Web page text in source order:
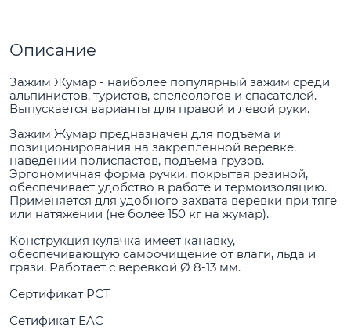
Описание
Зажим Жумар - наиболее популярный зажим среди
альпинистов, туристов, спелеологов и спасателей.
Выпускается варианты для правой и левой руки.
Зажим Жумар предназначен для подъема и
позиционирования на закрепленной веревке,
наведении полиспастов, подъема грузов.
Эргономичная форма ручки, покрытая резиной,
обеспечивает удобство в работе и термоизоляцию.
Применяется для удобного захвата веревки при тяге
или натяжении (не более 150 кг на жумар).
Конструкция кулачка имеет канавку,
обеспечивающую самоочищение от влаги, льда и
грязи. Работает с веревкой Ø 8-13 мм.
Сертификат РСТ
Сетификат EAC